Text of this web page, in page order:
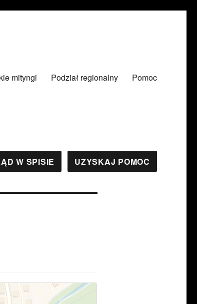
mityngi Podział regionalny Pomoc
W SPISIE UZYSKAJ POMOC